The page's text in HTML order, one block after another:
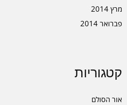
מרץ 2014
פברואר 2014
קטגוריות
אור הסולם